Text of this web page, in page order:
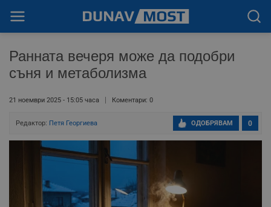
Ранната вечеря може да подобри
съня и метаболизма
21 ноември 2025 - 15:05 часа Коментари: 0
Редактор: Петя Георгиева 0
ОДОБРЯВАМ